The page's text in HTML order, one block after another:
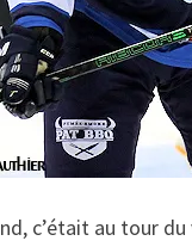
c’était au tour